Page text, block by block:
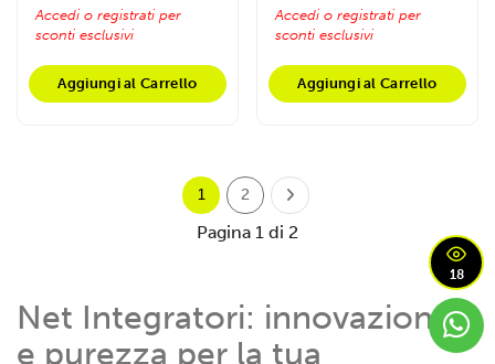
Accedi o registrati per
sconti esclusivi
Aggiungi al Carrello
Accedi o registrati per
sconti esclusivi
Aggiungi al Carrello
1 2
Pagina 1 di 2
Net Integratori: innovazione
e purezza per la tua
18